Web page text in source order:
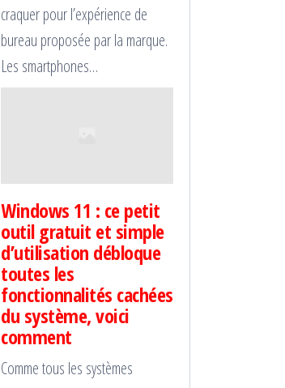
craquer pour l’expérience de
bureau proposée par la marque.
Les smartphones…
Windows 11 : ce petit
outil gratuit et simple
d’utilisation débloque
toutes les
fonctionnalités cachées
du système, voici
comment
Comme tous les systèmes